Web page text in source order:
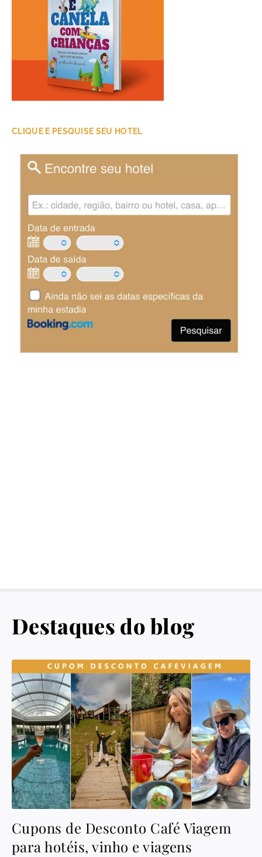
CLIQUE E PESQUISE SEU HOTEL
Destaques do blog
Cupons de Desconto Café Viagem
para hotéis, vinho e viagens